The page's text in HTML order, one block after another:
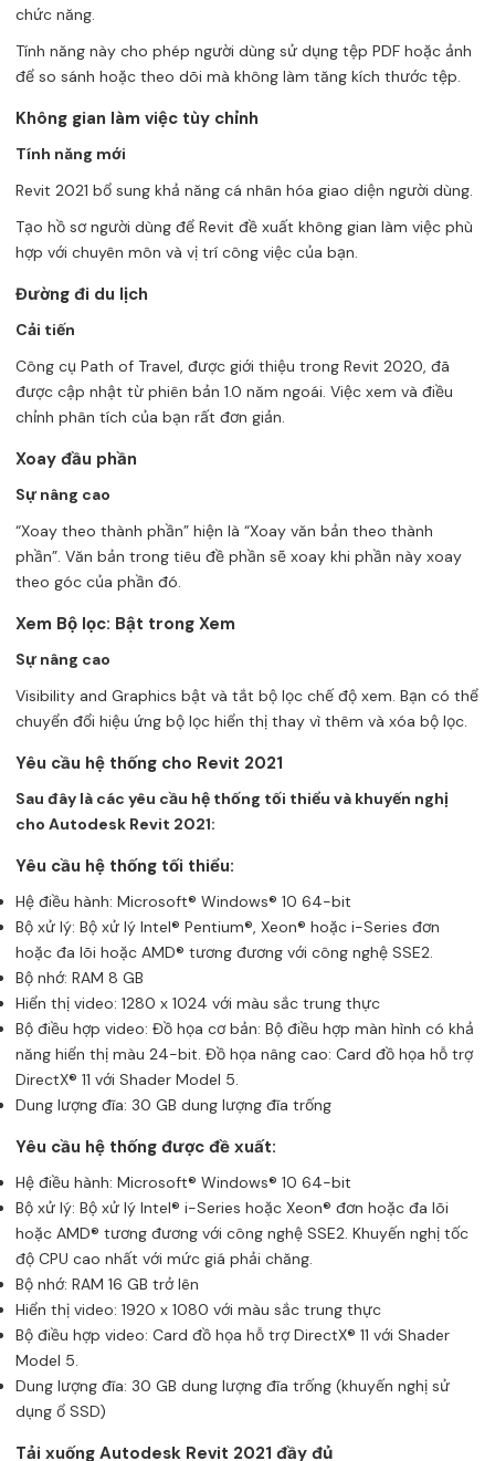
chức năng.
Tính năng này cho phép người dùng sử dụng tệp PDF hoặc ảnh
để so sánh hoặc theo dõi mà không làm tăng kích thước tệp.
Không gian làm việc tùy chỉnh
Tính năng mới
Revit 2021 bổ sung khả năng cá nhân hóa giao diện người dùng.
Tạo hồ sơ người dùng để Revit đề xuất không gian làm việc phù
hợp với chuyên môn và vị trí công việc của bạn.
Đường đi du lịch
Cải tiến
Công cụ Path of Travel, được giới thiệu trong Revit 2020, đã
được cập nhật từ phiên bản 1.0 năm ngoái. Việc xem và điều
chỉnh phân tích của bạn rất đơn giản.
Xoay đầu phần
Sự nâng cao
“Xoay theo thành phần” hiện là “Xoay văn bản theo thành
phần”. Văn bản trong tiêu đề phần sẽ xoay khi phần này xoay
theo góc của phần đó.
Xem Bộ lọc: Bật trong Xem
Sự nâng cao
Visibility and Graphics bật và tắt bộ lọc chế độ xem. Bạn có thể
chuyển đổi hiệu ứng bộ lọc hiển thị thay vì thêm và xóa bộ lọc.
Yêu cầu hệ thống cho Revit 2021
Sau đây là các yêu cầu hệ thống tối thiểu và khuyến nghị
cho Autodesk Revit 2021:
Yêu cầu hệ thống tối thiểu:
Hệ điều hành: Microsoft® Windows® 10 64-bit
Bộ xử lý: Bộ xử lý Intel® Pentium®, Xeon® hoặc i-Series đơn
hoặc đa lõi hoặc AMD® tương đương với công nghệ SSE2.
Bộ nhớ: RAM 8 GB
Hiển thị video: 1280 x 1024 với màu sắc trung thực
Bộ điều hợp video: Đồ họa cơ bản: Bộ điều hợp màn hình có khả
năng hiển thị màu 24-bit. Đồ họa nâng cao: Card đồ họa hỗ trợ
DirectX® 11 với Shader Model 5.
Dung lượng đĩa: 30 GB dung lượng đĩa trống
Yêu cầu hệ thống được đề xuất:
Hệ điều hành: Microsoft® Windows® 10 64-bit
Bộ xử lý: Bộ xử lý Intel® i-Series hoặc Xeon® đơn hoặc đa lõi
hoặc AMD® tương đương với công nghệ SSE2. Khuyến nghị tốc
độ CPU cao nhất với mức giá phải chăng.
Bộ nhớ: RAM 16 GB trở lên
Hiển thị video: 1920 x 1080 với màu sắc trung thực
Bộ điều hợp video: Card đồ họa hỗ trợ DirectX® 11 với Shader
Model 5.
Dung lượng đĩa: 30 GB dung lượng đĩa trống (khuyến nghị sử
dụng ổ SSD)
Tải xuống Autodesk Revit 2021 đầy đủ